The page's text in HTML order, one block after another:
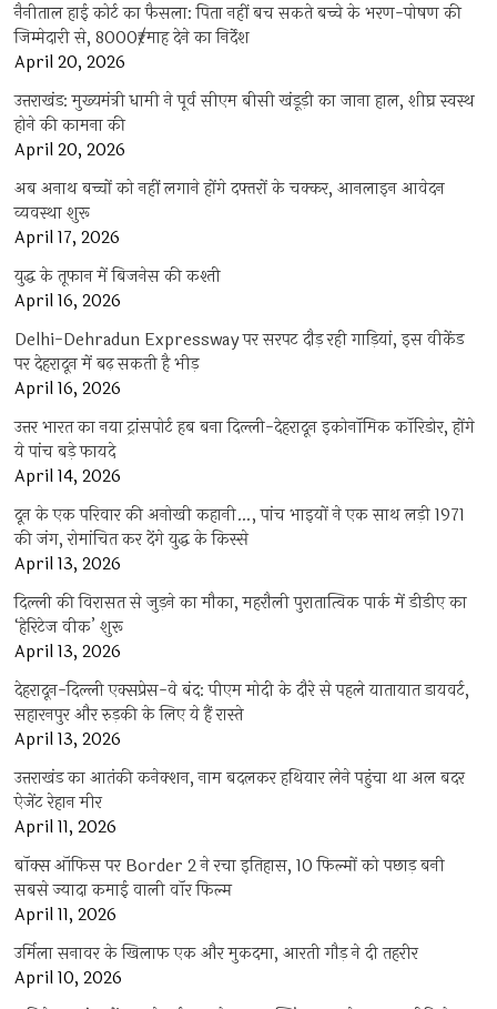
नैनीताल हाई कोर्ट का फैसला: पिता नहीं बच सकते बच्चे के भरण-पोषण की
जिम्मेदारी से, 8000₹/माह देने का निर्देश
April 20, 2026
उत्तराखंड: मुख्यमंत्री धामी ने पूर्व सीएम बीसी खंडूड़ी का जाना हाल, शीघ्र स्वस्थ
होने की कामना की
April 20, 2026
अब अनाथ बच्चों को नहीं लगाने होंगे दफ्तरों के चक्कर, आनलाइन आवेदन
व्यवस्था शुरू
April 17, 2026
युद्ध के तूफान में बिजनेस की कश्ती
April 16, 2026
Delhi-Dehradun Expressway पर सरपट दौड़ रही गाड़ियां, इस वीकेंड
पर देहरादून में बढ़ सकती है भीड़
April 16, 2026
उत्तर भारत का नया ट्रांसपोर्ट हब बना दिल्ली-देहरादून इकोनॉमिक कॉरिडोर, होंगे
ये पांच बड़े फायदे
April 14, 2026
दून के एक परिवार की अनोखी कहानी…, पांच भाइयों ने एक साथ लड़ी 1971
की जंग, रोमांचित कर देंगे युद्ध के किस्से
April 13, 2026
दिल्ली की विरासत से जुड़ने का मौका, महरौली पुरातात्विक पार्क में डीडीए का
‘हेरिटेज वीक’ शुरू
April 13, 2026
देहरादून-दिल्ली एक्सप्रेस-वे बंद: पीएम मोदी के दौरे से पहले यातायात डायवर्ट,
सहारनपुर और रुड़की के लिए ये हैं रास्ते
April 13, 2026
उत्तराखंड का आतंकी कनेक्शन, नाम बदलकर हथियार लेने पहुंचा था अल बदर
ऐजेंट रेहान मीर
April 11, 2026
बॉक्स ऑफिस पर Border 2 ने रचा इतिहास, 10 फिल्मों को पछाड़ बनी
सबसे ज्यादा कमाई वाली वॉर फिल्म
April 11, 2026
उर्मिला सनावर के खिलाफ एक और मुकदमा, आरती गौड़ ने दी तहरीर
April 10, 2026